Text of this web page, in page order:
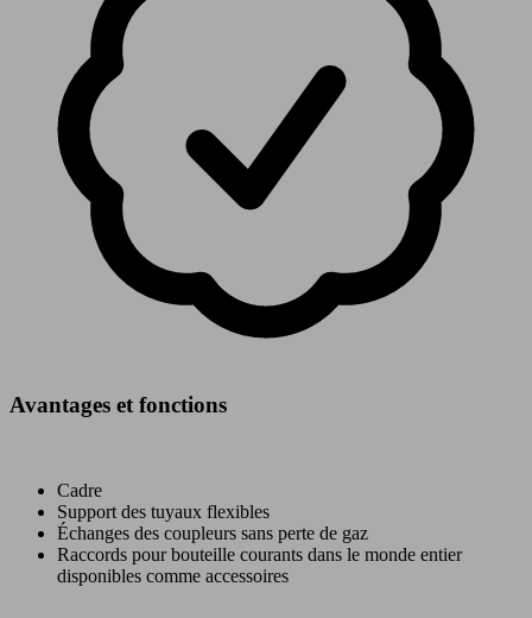
Avantages et fonctions
Cadre
Support des tuyaux flexibles
Échanges des coupleurs sans perte de gaz
Raccords pour bouteille courants dans le monde entier
disponibles comme accessoires